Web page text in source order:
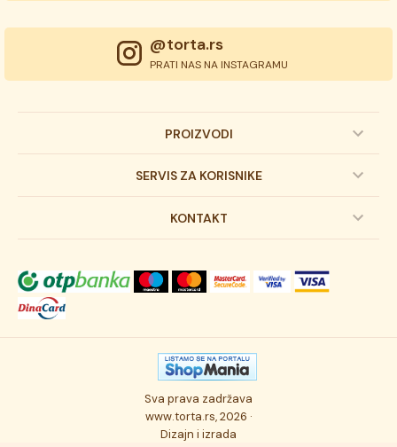
@torta.rs
PRATI NAS NA INSTAGRAMU
PROIZVODI
Dečije torte
Svadbene torte
Torta klasici
Osmisli tortu
Ukusi torti
SERVIS ZA KORISNIKE
Prijava na newsletter
Dostava robe
Autorska prava
Politika privatnosti
Najčešće postavljana pitanja
KONTAKT
Novosti
Posao
Kontakt
Sva prava zadržava
www.torta.rs, 2026 ·
Dizajn i izrada